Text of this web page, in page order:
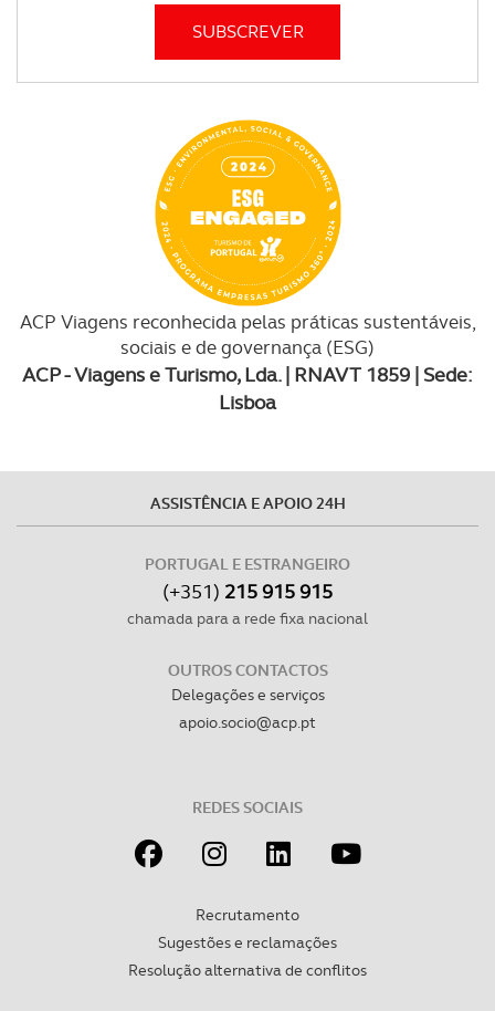
ACP Viagens reconhecida pelas práticas sustentáveis,
sociais e de governança (ESG)
ACP - Viagens e Turismo, Lda. | RNAVT 1859 | Sede:
Lisboa
ASSISTÊNCIA E APOIO 24H
PORTUGAL E ESTRANGEIRO
(+351) 215 915 915
chamada para a rede fixa nacional
OUTROS CONTACTOS
Delegações e serviços
apoio.socio@acp.pt
REDES SOCIAIS
Recrutamento
Sugestões e reclamações
Resolução alternativa de conflitos